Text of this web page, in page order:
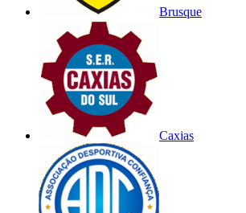
Brusque
Caxias